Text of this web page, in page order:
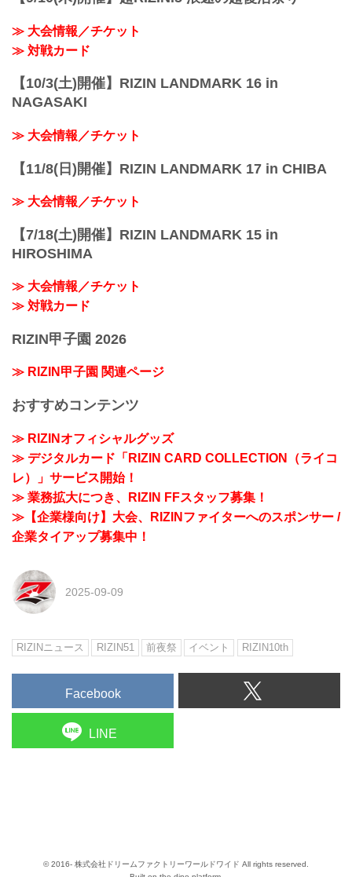
...
≫ 大会情報／チケット
≫ 対戦カード
【10/3(土)開催】RIZIN LANDMARK 16 in
NAGASAKI
≫ 大会情報／チケット
【11/8(日)開催】RIZIN LANDMARK 17 in CHIBA
≫ 大会情報／チケット
【7/18(土)開催】RIZIN LANDMARK 15 in
HIROSHIMA
≫ 大会情報／チケット
≫ 対戦カード
RIZIN甲子園 2026
≫ RIZIN甲子園 関連ページ
おすすめコンテンツ
≫ RIZINオフィシャルグッズ
≫ デジタルカード「RIZIN CARD COLLECTION（ライコ
レ）」サービス開始！
≫ 業務拡大につき、RIZIN FFスタッフ募集！
≫【企業様向け】大会、RIZINファイターへのスポンサー /
企業タイアップ募集中！
2025-09-09
RIZINニュース RIZIN51 前夜祭 イベント RIZIN10th
Facebook
LINE
© 2016- 株式会社ドリームファクトリーワールドワイド All rights reserved.